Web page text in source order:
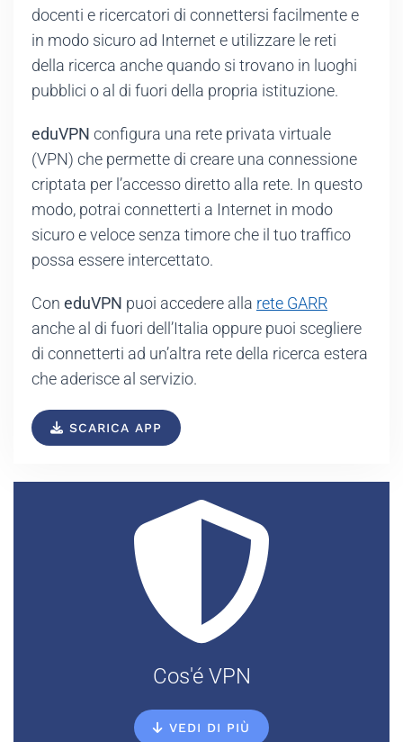
docenti e ricercatori di connettersi facilmente e
in modo sicuro ad Internet e utilizzare le reti
della ricerca anche quando si trovano in luoghi
pubblici o al di fuori della propria istituzione.
eduVPN configura una rete privata virtuale
(VPN) che permette di creare una connessione
criptata per l’accesso diretto alla rete. In questo
modo, potrai connetterti a Internet in modo
sicuro e veloce senza timore che il tuo traffico
possa essere intercettato.
Con eduVPN puoi accedere alla rete GARR
anche al di fuori dell’Italia oppure puoi scegliere
di connetterti ad un’altra rete della ricerca estera
che aderisce al servizio.
SCARICA APP
Cos'é VPN
VEDI DI PIÙ